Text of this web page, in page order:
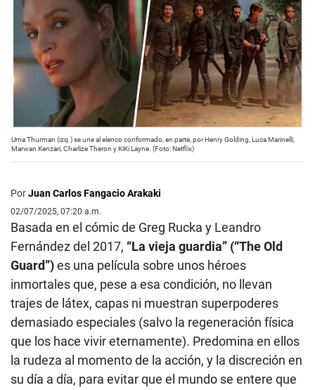
Uma Thurman (izq.) se une al elenco conformado, en parte, por Henry Golding, Luca Marinelli,
Marwan Kenzari, Charlize Theron y KiKi Layne. (Foto: Netflix)
PorJuan Carlos Fangacio Arakaki
02/07/2025, 07:20 a.m.
Basada en el cómic de Greg Rucka y Leandro
Fernández del 2017, “La vieja guardia” (“The Old
Guard”)es una película sobre unos héroes
inmortales que, pese a esa condición, no llevan
trajes de látex, capas ni muestran superpoderes
demasiado especiales (salvo la regeneración física
que los hace vivir eternamente). Predomina en ellos
la rudeza al momento de la acción, y la discreción en
su día a día, para evitar que el mundo se entere que